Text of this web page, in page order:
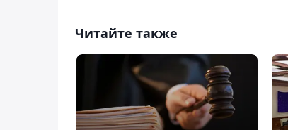
Читайте также